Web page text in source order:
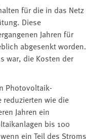
für die in das Netz
Diese
Jahren für
abgesenkt worden.
war, die Kosten der
Photovoltaik-
reduzierten wie die
Jahren ein
bis 100
ein Teil des Stroms